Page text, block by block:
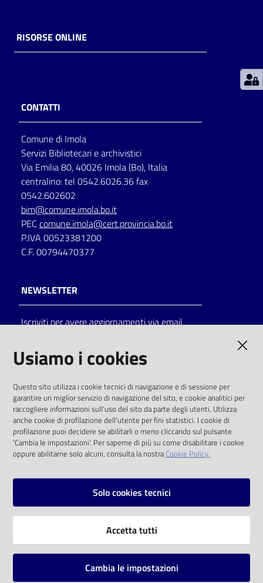
Decentrate
Seguici
su
on line
Eventi
Chiedi al
bibliotecario
Avvisi
RISORSE ONLINE
CONTATTI
Comune di Imola
Servizi Bibliotecari e archivistici
Via Emilia 80, 40026 Imola (Bo), Italia
centralino: tel 0542.6026.36 fax
0542.602602
bim@comune.imola.bo.it
PEC comune.imola@cert.provincia.bo.it
P.IVA 00523381200
C.F. 00794470377
NEWSLETTER
Iscriviti per avere aggiornamenti via email
solo alle condizioni previste dalla direttiva
comunitaria 2003/98/CE e dal d.lgs. 36/2006
SOCIAL
Instagram
Vai alla pagina
Usiamo i cookies
Questo sito utilizza i cookie tecnici di navigazione e di sessione per
garantire un miglior servizio di navigazione del sito, e cookie analitici per
raccogliere informazioni sull'uso del sito da parte degli utenti. Utilizza
anche cookie di profilazione dell'utente per fini statistici. I cookie di
profilazione puoi decidere se abilitarli o meno cliccando sul pulsante
'Cambia le impostazioni'. Per saperne di più su come disabilitare i cookie
oppure abilitarne solo alcuni, consulta la nostraCookie Policy.
Solo cookies tecnici
Accetta tutti
Cambia le impostazioni